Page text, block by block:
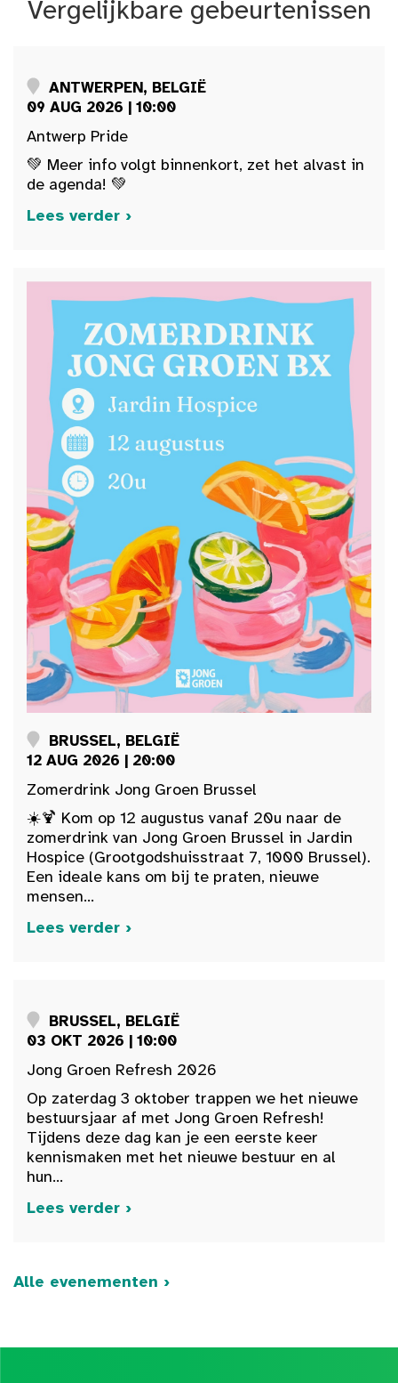
Vergelijkbare gebeurtenissen
ANTWERPEN, BELGIË
09 AUG 2026 | 10:00
Antwerp Pride
💚 Meer info volgt binnenkort, zet het alvast in
de agenda! 💚
Lees verder ›
BRUSSEL, BELGIË
12 AUG 2026 | 20:00
Zomerdrink Jong Groen Brussel
☀️🍹 Kom op 12 augustus vanaf 20u naar de
zomerdrink van Jong Groen Brussel in Jardin
Hospice (Grootgodshuisstraat 7, 1000 Brussel).
Een ideale kans om bij te praten, nieuwe
mensen...
Lees verder ›
BRUSSEL, BELGIË
03 OKT 2026 | 10:00
Jong Groen Refresh 2026
Op zaterdag 3 oktober trappen we het nieuwe
bestuursjaar af met Jong Groen Refresh!
Tijdens deze dag kan je een eerste keer
kennismaken met het nieuwe bestuur en al
hun...
Lees verder ›
Alle evenementen ›